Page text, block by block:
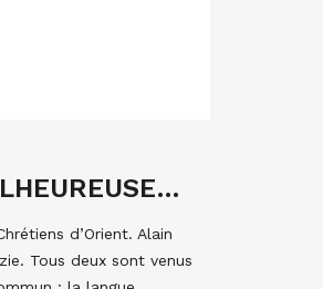
d’Orient. Alain
Tous deux sont venus